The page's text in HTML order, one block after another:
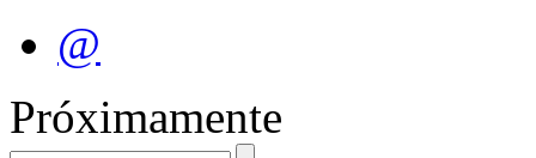
@
Próximamente